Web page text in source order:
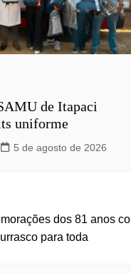
Rianápolis
Rio Verde
Rubiataba
São Luiz do Norte
Senador Canedo
Uruana
Uirapuru
de Itapaci
uniforme
5 de agosto de 2026